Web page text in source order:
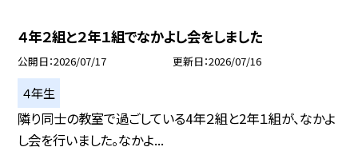
４年２組と２年１組でなかよし会をしました
公開日 2026/07/17 更新日 2026/07/16
４年生
隣り同士の教室で過ごしている4年２組と2年１組が、なかよ
し会を行いました。なかよ...